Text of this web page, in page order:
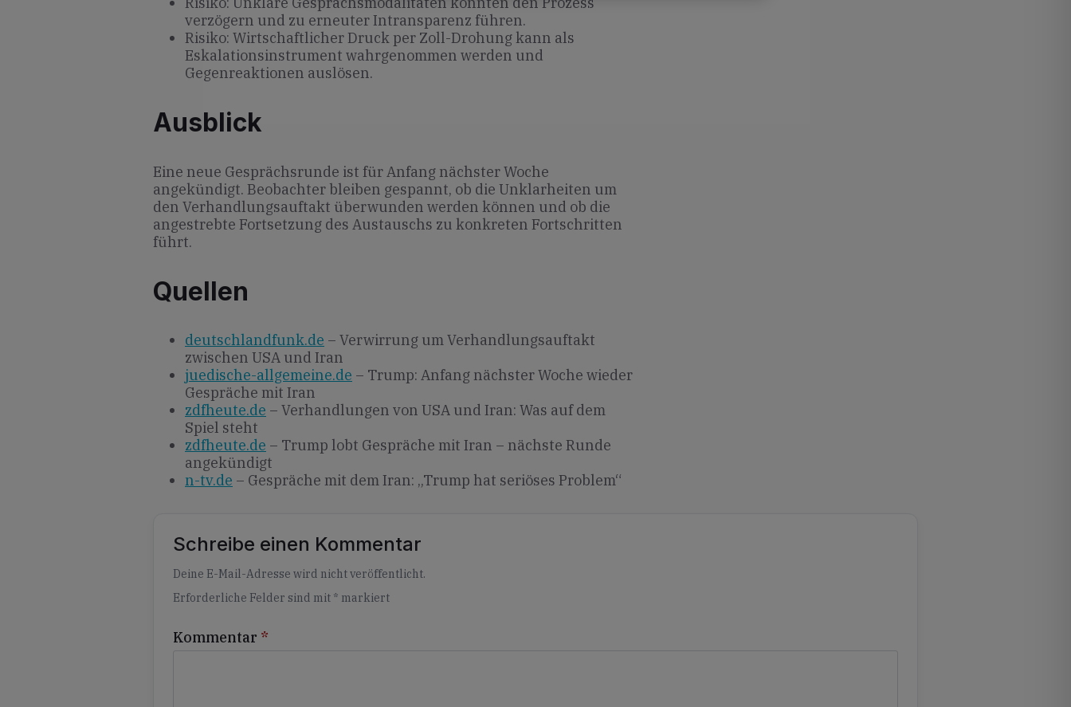
verzögern und zu erneuter Intransparenz führen.
Risiko: Wirtschaftlicher Druck per Zoll-Drohung kann als
Eskalationsinstrument wahrgenommen werden und
Gegenreaktionen auslösen.
Ausblick
Eine neue Gesprächsrunde ist für Anfang nächster Woche
angekündigt. Beobachter bleiben gespannt, ob die Unklarheiten um
den Verhandlungsauftakt überwunden werden können und ob die
angestrebte Fortsetzung des Austauschs zu konkreten Fortschritten
führt.
Quellen
deutschlandfunk.de – Verwirrung um Verhandlungsauftakt
zwischen USA und Iran
juedische-allgemeine.de – Trump: Anfang nächster Woche wieder
Gespräche mit Iran
zdfheute.de – Verhandlungen von USA und Iran: Was auf dem
Spiel steht
zdfheute.de – Trump lobt Gespräche mit Iran – nächste Runde
angekündigt
n-tv.de – Gespräche mit dem Iran: „Trump hat seriöses Problem“
Schreibe einen Kommentar
Deine E-Mail-Adresse wird nicht veröffentlicht.
Erforderliche Felder sind mit * markiert
Kommentar *
Alternative: